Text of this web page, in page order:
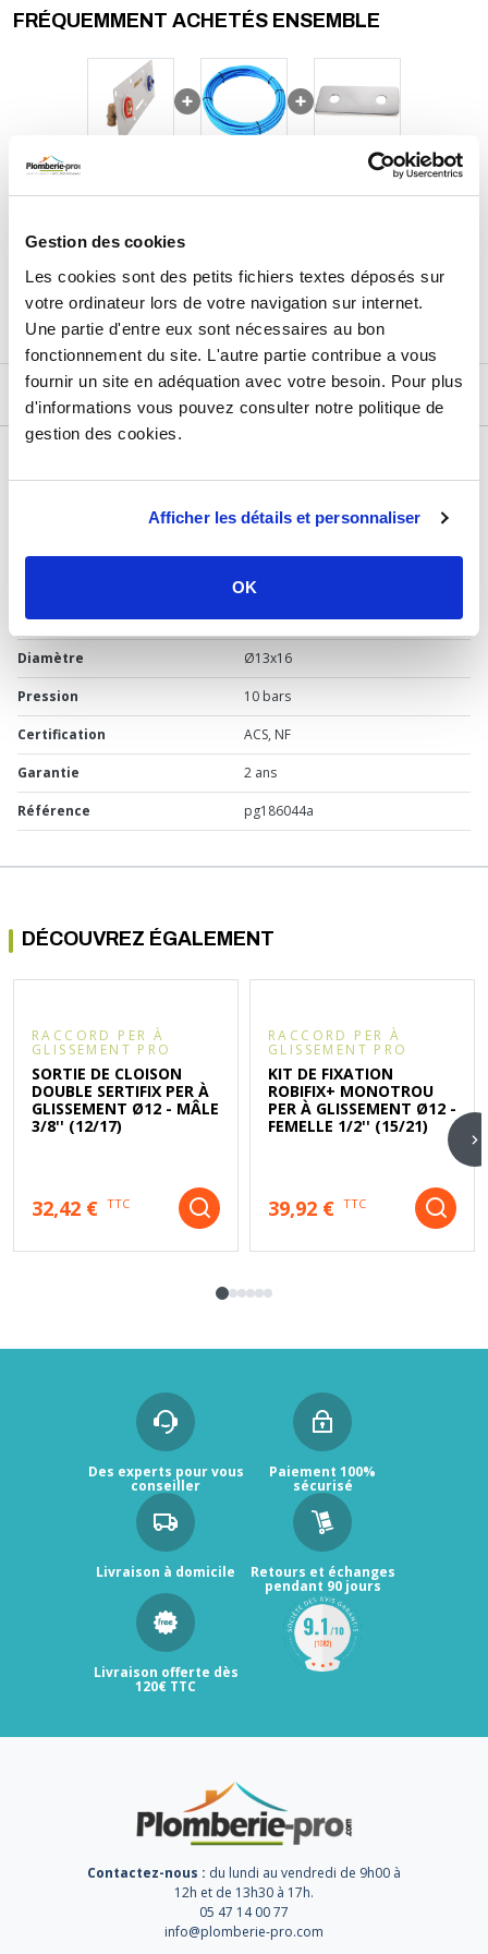
Gestion des cookies
Les cookies sont des petits fichiers textes déposés sur
votre ordinateur lors de votre navigation sur internet.
Une partie d'entre eux sont nécessaires au bon
fonctionnement du site. L'autre partie contribue a vous
fournir un site en adéquation avec votre besoin. Pour plus
d'informations vous pouvez consulter notre politique de
gestion des cookies.
Afficher les détails et personnaliser
OK
FRÉQUEMMENT ACHETÉS ENSEMBLE
Prix total de la sélection : 80,15€TTC
AJOUTER
PB Tub
Raccordement Femelle 1/2'' (15/21)
Diamètre Ø13x16
Pression 10 bars
Certification ACS, NF
Garantie 2 ans
Référence pg186044a
DÉCOUVREZ ÉGALEMENT
RACCORD PER À
GLISSEMENT PRO
SORTIE DE CLOISON
DOUBLE SERTIFIX PER À
GLISSEMENT Ø12 - MÂLE
3/8'' (12/17)
32,42 € TTC
RACCORD PER À
GLISSEMENT PRO
KIT DE FIXATION
ROBIFIX+ MONOTROU
PER À GLISSEMENT Ø12 -
FEMELLE 1/2'' (15/21)
39,92 € TTC
Des experts pour vous
conseiller
Paiement 100%
sécurisé
Livraison à domicile Retours et échanges
pendant 90 jours
Livraison offerte dès
120€ TTC
Contactez-nous : du lundi au vendredi de 9h00 à
12h et de 13h30 à 17h.
05 47 14 00 77
info@plomberie-pro.com